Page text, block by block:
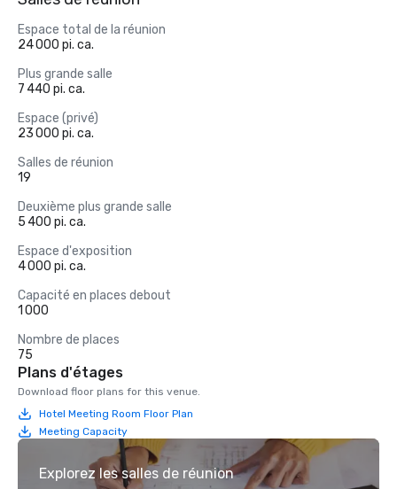
Espace total de la réunion
24 000 pi. ca.
Plus grande salle
7 440 pi. ca.
Espace (privé)
23 000 pi. ca.
Salles de réunion
19
Deuxième plus grande salle
5 400 pi. ca.
Espace d'exposition
4 000 pi. ca.
Capacité en places debout
1 000
Nombre de places
75
Plans d'étages
Download floor plans for this venue.
Hotel Meeting Room Floor Plan
Meeting Capacity
Explorez les salles de réunion